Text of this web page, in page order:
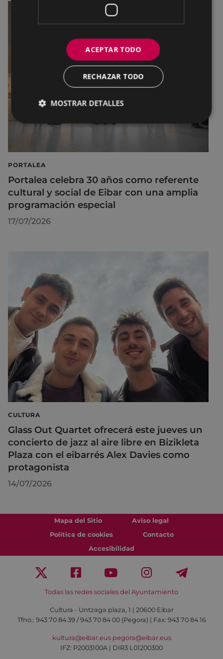
PORTALEA
Portalea celebra 30 años como referente
cultural y social de Eibar con una amplia
programación especial
17/07/2026
CULTURA
Glass Out Quartet ofrecerá este jueves un
concierto de jazz al aire libre en Bizikleta
Plaza con el eibarrés Alex Davies como
protagonista
14/07/2026
Mapa del Sitio
Aviso legal
Política de cookies
Contacto
Accesibilidad
Todas las redes sociales del Ayuntamiento
Cultura - Untzaga plaza, 1 | 20600 Eibar
Tfno.: 943 70 84 39 / 943 70 84 00 (Pegora) | Fax: 943 70 84 16
kultura@eibar.eus pegora@eibar.eus
IFZ: P2003100A | DIR3 L01200300
ACEPTAR TODO
RECHAZAR TODO
MOSTRAR DETALLES